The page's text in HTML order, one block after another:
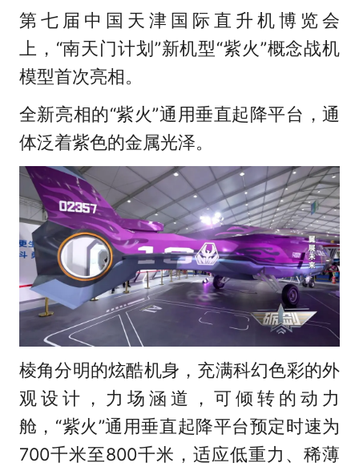
第七届中国天津国际直升机博览会
上，“南天门计划”新机型“紫火”概念战机
模型首次亮相。
全新亮相的“紫火”通用垂直起降平台，通
体泛着紫色的金属光泽。
棱角分明的炫酷机身，充满科幻色彩的外
观设计，力场涵道，可倾转的动力
舱，“紫火”通用垂直起降平台预定时速为
700千米至800千米，适应低重力、稀薄